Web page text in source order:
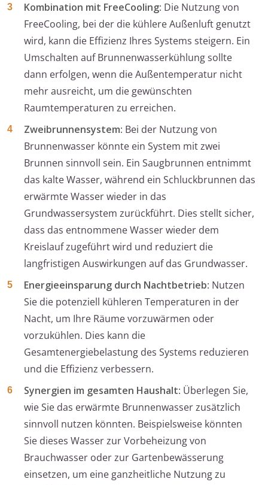
Kombination mit FreeCooling: Die Nutzung von
FreeCooling, bei der die kühlere Außenluft genutzt
wird, kann die Effizienz Ihres Systems steigern. Ein
Umschalten auf Brunnenwasserkühlung sollte
dann erfolgen, wenn die Außentemperatur nicht
mehr ausreicht, um die gewünschten
Raumtemperaturen zu erreichen.
Zweibrunnensystem: Bei der Nutzung von
Brunnenwasser könnte ein System mit zwei
Brunnen sinnvoll sein. Ein Saugbrunnen entnimmt
das kalte Wasser, während ein Schluckbrunnen das
erwärmte Wasser wieder in das
Grundwassersystem zurückführt. Dies stellt sicher,
dass das entnommene Wasser wieder dem
Kreislauf zugeführt wird und reduziert die
langfristigen Auswirkungen auf das Grundwasser.
Energieeinsparung durch Nachtbetrieb: Nutzen
Sie die potenziell kühleren Temperaturen in der
Nacht, um Ihre Räume vorzuwärmen oder
vorzukühlen. Dies kann die
Gesamtenergiebelastung des Systems reduzieren
und die Effizienz verbessern.
Synergien im gesamten Haushalt: Überlegen Sie,
wie Sie das erwärmte Brunnenwasser zusätzlich
sinnvoll nutzen könnten. Beispielsweise könnten
Sie dieses Wasser zur Vorbeheizung von
Brauchwasser oder zur Gartenbewässerung
einsetzen, um eine ganzheitliche Nutzung zu